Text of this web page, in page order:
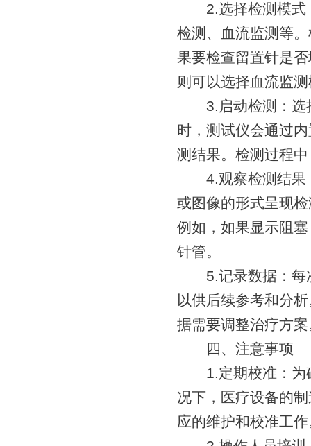
2.选择检测模式：
检测、血流监测等
果要检查留置针是
则可以选择血流监
3.启动检测：选择
时，测试仪会通过
测结果。检测过程
4.观察检测结果：
或图像的形式呈现
例如，如果显示阻
针管。
5.记录数据：每次
以供后续参考和分
据需要调整治疗方
四、注意事项
1.定期校准：为确
况下，医疗设备的
应的维护和校准工